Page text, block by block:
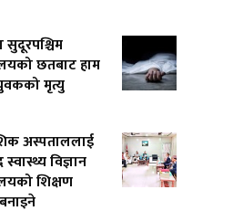
सुदूरपश्चिम
छतबाट हाम
मृत्यु
अस्पताललाई
विज्ञान
शिक्षण